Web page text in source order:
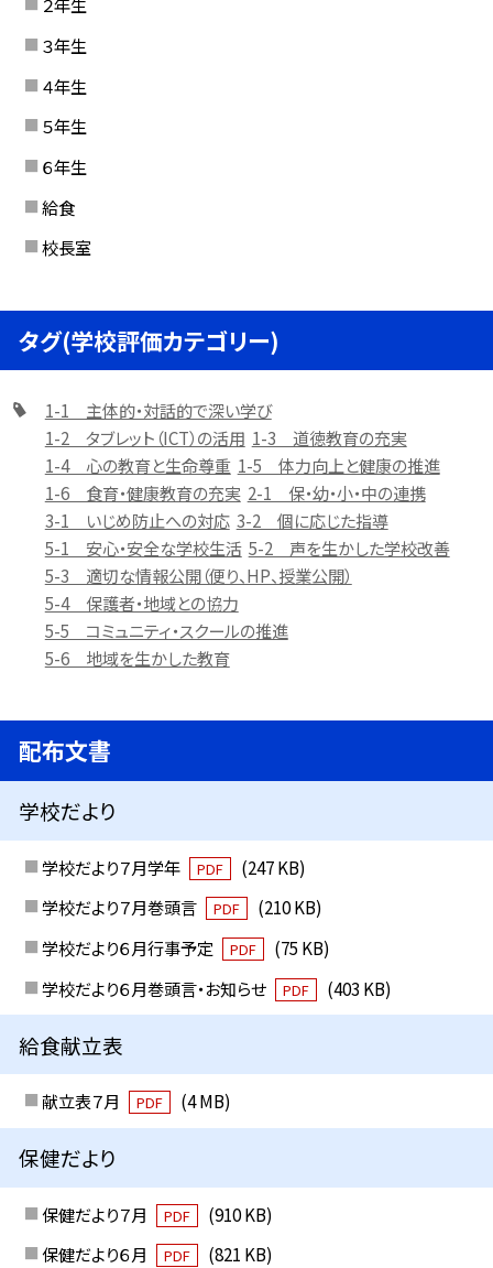
３年生
４年生
５年生
６年生
給食
校長室
タグ(学校評価カテゴリー)
1-1 主体的・対話的で深い学び
1-2 タブレット（ICT）の活用 1-3 道徳教育の充実
1-4 心の教育と生命尊重 1-5 体力向上と健康の推進
1-6 食育・健康教育の充実 2-1 保・幼・小・中の連携
3-1 いじめ防止への対応 3-2 個に応じた指導
5-1 安心・安全な学校生活 5-2 声を生かした学校改善
5-3 適切な情報公開（便り、HP、授業公開）
5-4 保護者・地域との協力
5-5 コミュニティ・スクールの推進
5-6 地域を生かした教育
配布文書
学校だより
学校だより７月学年 PDF
(247 KB)
学校だより７月巻頭言
PDF
(210 KB)
学校だより６月行事予定
PDF
(75 KB)
学校だより６月巻頭言・お知らせ
PDF (403 KB)
給食献立表
献立表７月 PDF (4 MB)
保健だより
保健だより７月 PDF
(910 KB)
保健だより６月
PDF (821 KB)